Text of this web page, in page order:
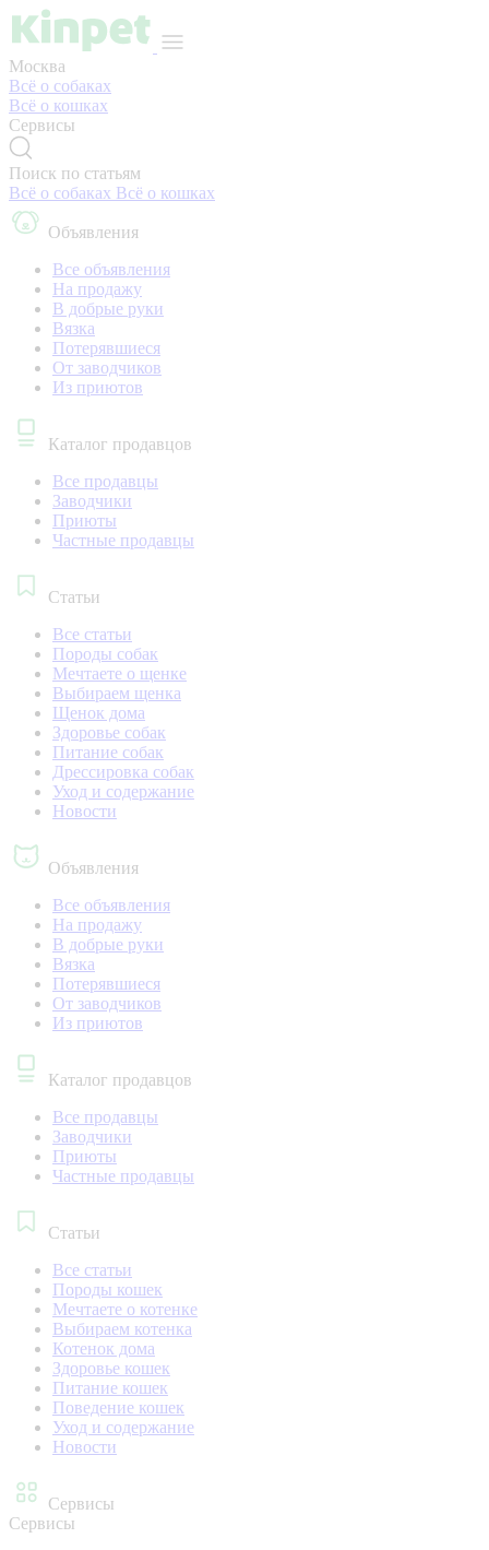
Москва
Всё о собаках
Всё о кошках
Сервисы
Поиск по статьям
Всё о собаках Всё о кошках
Объявления
Все объявления
На продажу
В добрые руки
Вязка
Потерявшиеся
От заводчиков
Из приютов
Каталог продавцов
Все продавцы
Заводчики
Приюты
Частные продавцы
Статьи
Все статьи
Породы собак
Мечтаете о щенке
Выбираем щенка
Щенок дома
Здоровье собак
Питание собак
Дрессировка собак
Уход и содержание
Новости
Объявления
Все объявления
На продажу
В добрые руки
Вязка
Потерявшиеся
От заводчиков
Из приютов
Каталог продавцов
Все продавцы
Заводчики
Приюты
Частные продавцы
Статьи
Все статьи
Породы кошек
Мечтаете о котенке
Выбираем котенка
Котенок дома
Здоровье кошек
Питание кошек
Поведение кошек
Уход и содержание
Новости
Сервисы
Сервисы